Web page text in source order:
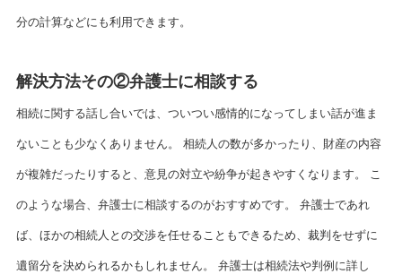
分の計算などにも利用できます。
解決方法その②弁護士に相談する
相続に関する話し合いでは、ついつい感情的になってしまい話が進ま
ないことも少なくありません。 相続人の数が多かったり、財産の内容
が複雑だったりすると、意見の対立や紛争が起きやすくなります。 こ
のような場合、弁護士に相談するのがおすすめです。 弁護士であれ
ば、ほかの相続人との交渉を任せることもできるため、裁判をせずに
遺留分を決められるかもしれません。 弁護士は相続法や判例に詳し